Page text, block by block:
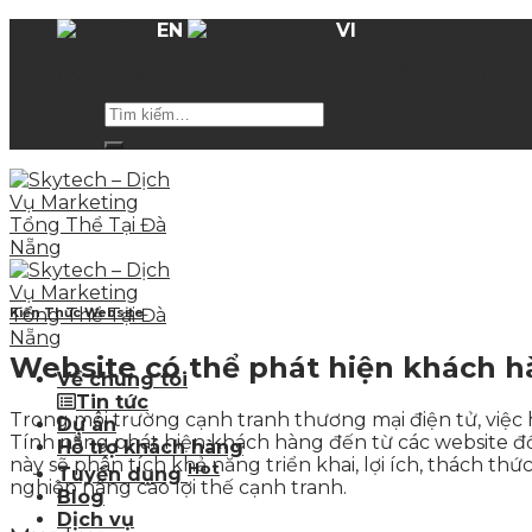
EN
VI
Về chúng tôi
Tin tức
Dự án
Hỗ trợ khách hàng
Tuyển dụngHot
Blog
Dịch vụ
Kiến Thức Website
Website có thể phát hiện khách
Trong môi trường cạnh tranh thương mại điện tử,
Tính năng phát hiện khách hàng đến từ các website
này sẽ phân tích khả năng triển khai, lợi ích, thách
nghiệp nâng cao lợi thế cạnh tranh.